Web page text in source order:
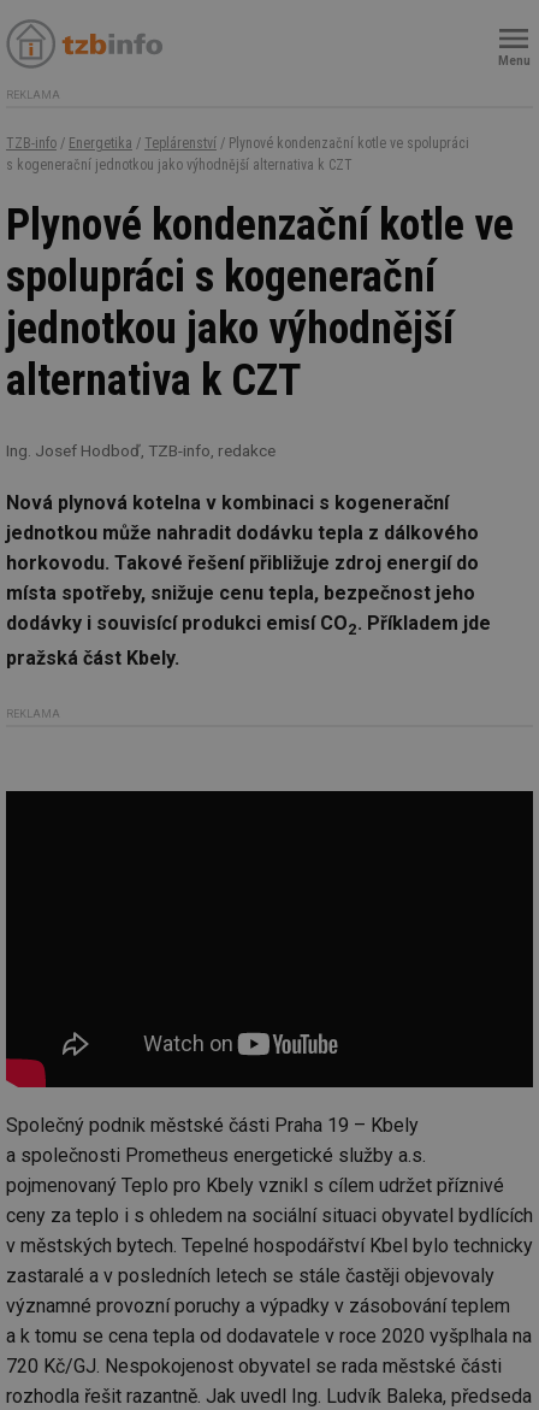
Menu
REKLAMA
TZB-info / Energetika / Teplárenství / Plynové kondenzační kotle ve spolupráci
s kogenerační jednotkou jako výhodnější alternativa k CZT
Plynové kondenzační kotle ve
spolupráci s kogenerační
jednotkou jako výhodnější
alternativa k CZT
Ing. Josef Hodboď, TZB-info, redakce
Nová plynová kotelna v kombinaci s kogenerační
jednotkou může nahradit dodávku tepla z dálkového
horkovodu. Takové řešení přibližuje zdroj energií do
místa spotřeby, snižuje cenu tepla, bezpečnost jeho
dodávky i souvisící produkci emisí CO2. Příkladem jde
pražská část Kbely.
REKLAMA
Společný podnik městské části Praha 19 – Kbely
a společnosti Prometheus energetické služby a.s.
pojmenovaný Teplo pro Kbely vznikl s cílem udržet příznivé
ceny za teplo i s ohledem na sociální situaci obyvatel bydlících
v městských bytech. Tepelné hospodářství Kbel bylo technicky
zastaralé a v posledních letech se stále častěji objevovaly
významné provozní poruchy a výpadky v zásobování teplem
a k tomu se cena tepla od dodavatele v roce 2020 vyšplhala na
720 Kč/GJ. Nespokojenost obyvatel se rada městské části
rozhodla řešit razantně. Jak uvedl Ing. Ludvík Baleka, předseda